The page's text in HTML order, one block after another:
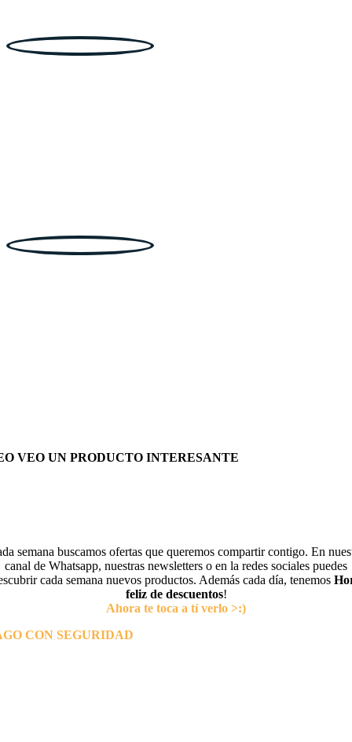
VEO UN PRODUCTO INTERESANTE
semana buscamos ofertas que queremos compartir contigo. En
canal de Whatsapp, nuestras newsletters o en la redes sociales puedes
cada semana nuevos productos. Además cada día, tenemos
feliz de descuentos!
Ahora te toca a tí verlo >:)
CON SEGURIDAD